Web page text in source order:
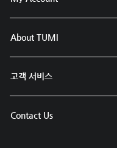
About TUMI
고객 서비스
Contact Us